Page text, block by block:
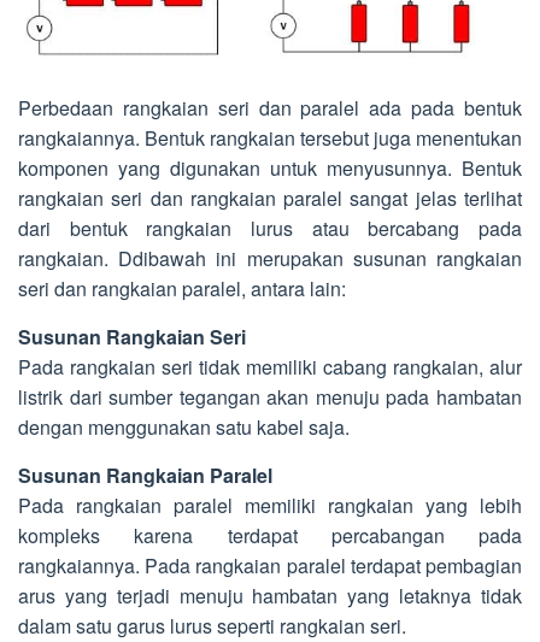
Perbedaan rangkaian seri dan paralel ada pada bentuk
rangkaiannya. Bentuk rangkaian tersebut juga menentukan
komponen yang digunakan untuk menyusunnya. Bentuk
rangkaian seri dan rangkaian paralel sangat jelas terlihat
dari bentuk rangkaian lurus atau bercabang pada
rangkaian. Ddibawah ini merupakan susunan rangkaian
seri dan rangkaian paralel, antara lain:
Susunan Rangkaian Seri
Pada rangkaian seri tidak memiliki cabang rangkaian, alur
listrik dari sumber tegangan akan menuju pada hambatan
dengan menggunakan satu kabel saja.
Susunan Rangkaian Paralel
Pada rangkaian paralel memiliki rangkaian yang lebih
kompleks karena terdapat percabangan pada
rangkaiannya. Pada rangkaian paralel terdapat pembagian
arus yang terjadi menuju hambatan yang letaknya tidak
dalam satu garus lurus seperti rangkaian seri.